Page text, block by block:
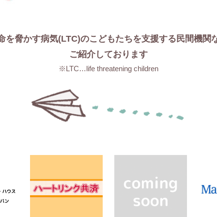
を脅かす病気(LTC)のこどもたちを支援する 民間機関
ご紹介しております
※LTC…life threatening children